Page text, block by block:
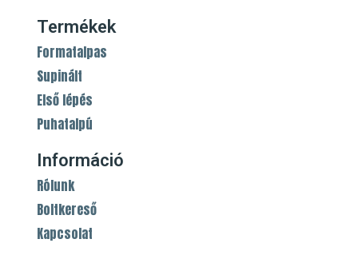
Termékek
Formatalpas
Supinált
Első lépés
Puhatalpú
Információ
Rólunk
Boltkereső
Kapcsolat